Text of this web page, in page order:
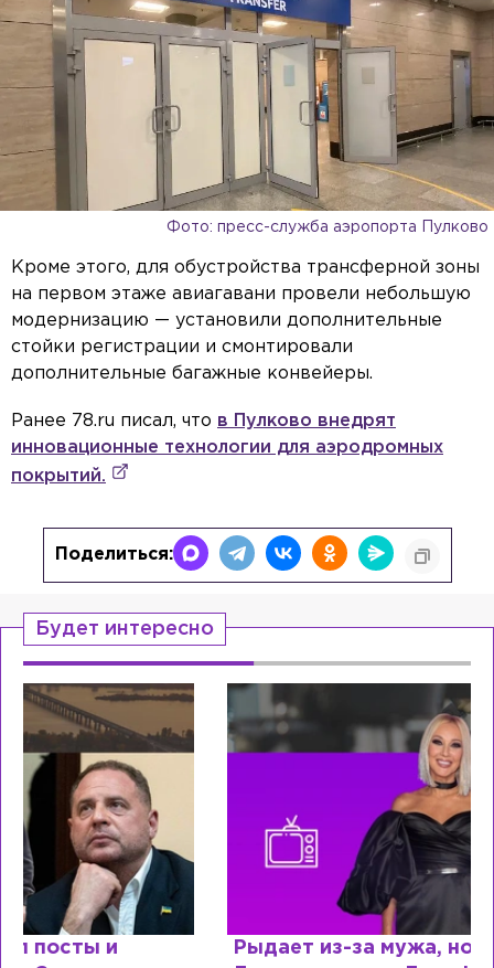
Фото: пресс-служба аэропорта Пулково
Кроме этого, для обустройства трансферной зоны
на первом этаже авиагавани провели небольшую
модернизацию — установили дополнительные
стойки регистрации и смонтировали
дополнительные багажные конвейеры.
Ранее 78.ru писал, что в Пулково внедрят
инновационные технологии для аэродромных
покрытий.
Поделиться:
Будет интересно
Рыдает из-за мужа, но опять флиртует с